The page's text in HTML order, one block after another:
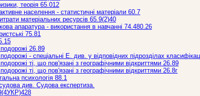
теорія 65.012
населення - статистичні матеріали 60.7
матеріальних ресурсів 65.9(2)40
апаратура - використання в навчанні 74.480.26
75.81
подорожі 26.89
подорожі - спеціальні Е. див. у відповідних підрозділах
подорожі ті, що пов'язані з географічними відкриттями 26.89
подорожі ті, що пов'язані з географічними відкриттями 26.8г
психологія 88.1
див. Судова експертиза.